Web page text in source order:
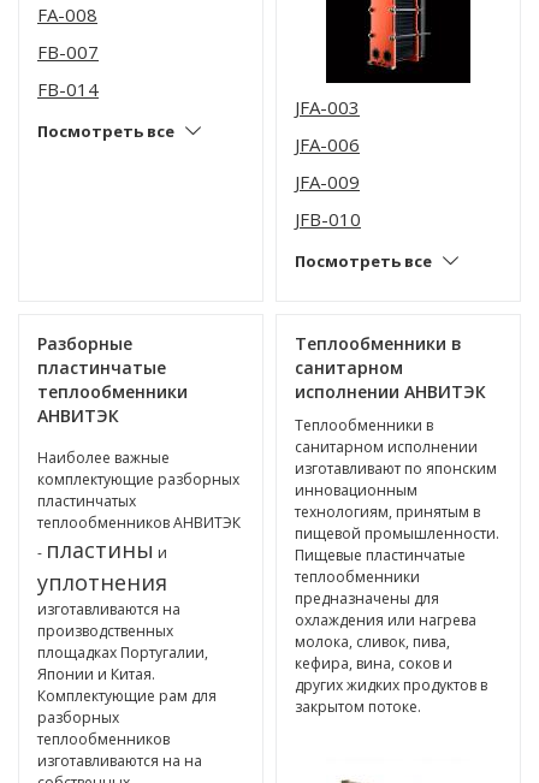
FA-008
FB-007
FB-014
Посмотреть все
JFA-003
JFA-006
JFA-009
JFB-010
Посмотреть все
Разборные
пластинчатые
теплообменники
АНВИТЭК
Наиболее важные
комплектующие разборных
пластинчатых
теплообменников АНВИТЭК
- пластины и
уплотнения
изготавливаются на
производственных
площадках Португалии,
Японии и Китая.
Комплектующие рам для
разборных
теплообменников
изготавливаются на на
Теплообменники в
санитарном
исполнении АНВИТЭК
Теплообменники в
санитарном исполнении
изготавливают по японским
инновационным
технологиям, принятым в
пищевой промышленности.
Пищевые пластинчатые
теплообменники
предназначены для
охлаждения или нагрева
молока, сливок, пива,
кефира, вина, соков и
других жидких продуктов в
закрытом потоке.